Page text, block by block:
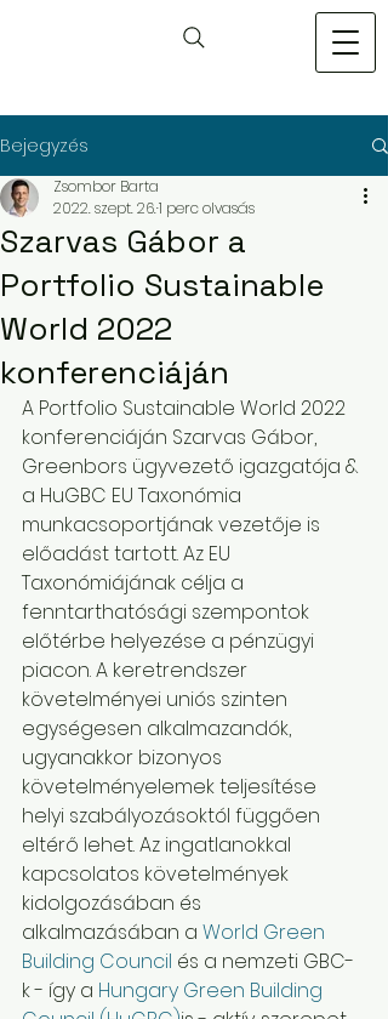
Bejegyzés
Szarvas Gábor a
Portfolio Sustainable
World 2022
konferenciáján
Zsombor Barta
2022. szept. 26.1 perc olvasás
A Portfolio Sustainable World 2022
konferenciáján Szarvas Gábor,
Greenbors ügyvezető igazgatója &
a HuGBC EU Taxonómia
munkacsoportjának vezetője is
előadást tartott. Az EU
Taxonómiájának célja a
fenntarthatósági szempontok
előtérbe helyezése a pénzügyi
piacon. A keretrendszer
követelményei uniós szinten
egységesen alkalmazandók,
ugyanakkor bizonyos
követelményelemek teljesítése
helyi szabályozásoktól függően
eltérő lehet. Az ingatlanokkal
kapcsolatos követelmények
kidolgozásában és
alkalmazásában a World Green
Building Council és a nemzeti GBC-
k - így a Hungary Green Building